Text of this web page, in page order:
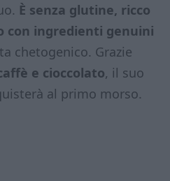
È senza glutine, ricco
con ingredienti genuini
chetogenico. Grazie
e cioccolato, il suo
al primo morso.